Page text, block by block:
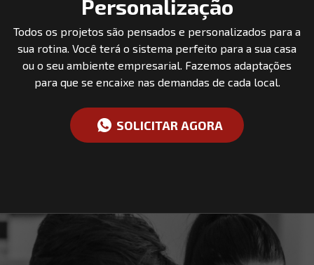
Personalização
Todos os projetos são pensados e personalizados para a
sua rotina. Você terá o sistema perfeito para a sua casa
ou o seu ambiente empresarial. Fazemos adaptações
para que se encaixe nas demandas de cada local.
SOLICITAR AGORA